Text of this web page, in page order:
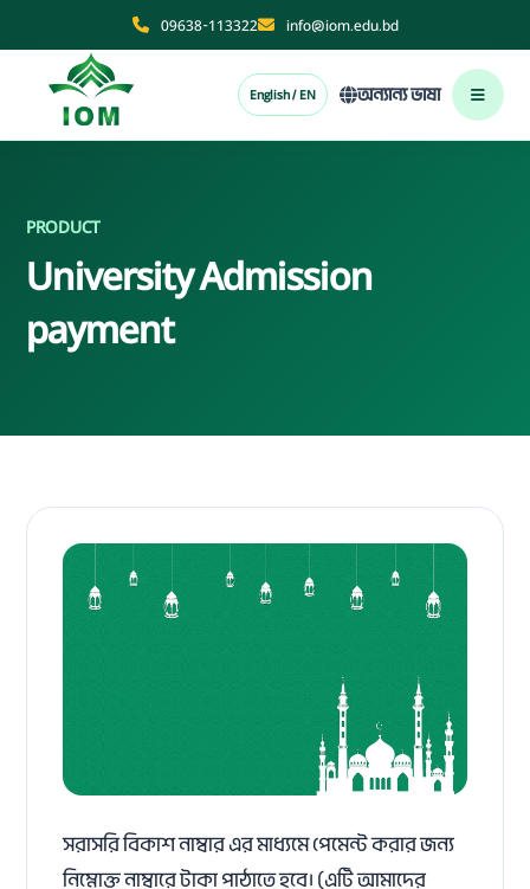
09638-113322 info@iom.edu.bd
English / EN অন্যান্য ভাষা
PRODUCT
University Admission
payment
সরাসরি বিকাশ নাম্বার এর মাধ্যমে পেমেন্ট করার জন্য
নিম্নোক্ত নাম্বারে টাকা পাঠাতে হবে। (এটি আমাদের